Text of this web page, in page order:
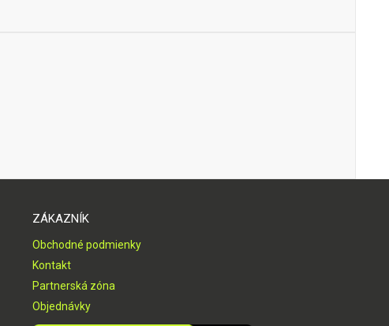
ZÁKAZNÍK
Obchodné podmienky
Kontakt
Partnerská zóna
Objednávky